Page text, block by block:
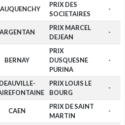
PRIX DES
SOCIETAIRES
-
ARGENTAN
PRIX MARCEL
DEJEAN
-
BERNAY
PRIX
DUSQUESNE
PURINA
-
DEAUVILLE-
PRIX LOUIS LE
BOURG
-
CAEN
PRIX DE SAINT
MARTIN
-